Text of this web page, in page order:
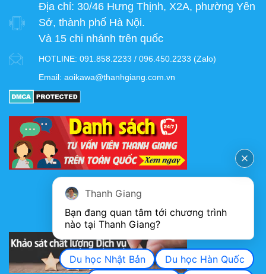
Địa chỉ: 30/46 Hưng Thịnh, X2A, phường Yên
Sở, thành phố Hà Nội.
Và 15 chi nhánh trên quốc
HOTLINE: 091.858.2233 / 096.450.2233 (Zalo)
Email: aoikawa@thanhgiang.com.vn
KHẢO SÁT CHẤT LƯỢNG DỊCH VỤ
Thanh Giang
Bạn đang quan tâm tới chương trình
nào tại Thanh Giang?
Du học Nhật Bản
Du học Hàn Quốc